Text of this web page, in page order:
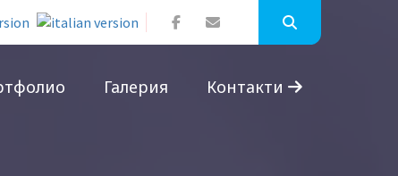
Галерия Контакти